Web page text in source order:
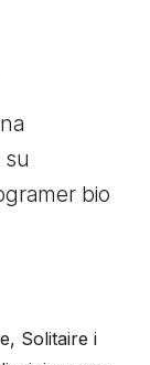
su
bio
Solitaire i